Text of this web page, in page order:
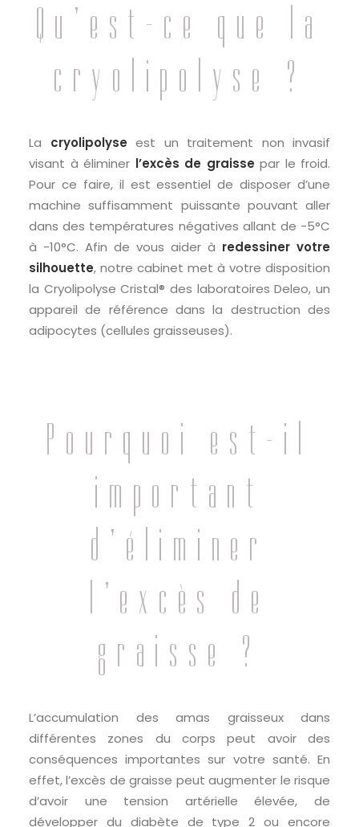
Qu’est-ce que la
cryolipolyse ?
La cryolipolyse est un traitement non invasif
visant à éliminer l’excès de graisse par le froid.
Pour ce faire, il est essentiel de disposer d’une
machine suffisamment puissante pouvant aller
dans des températures négatives allant de -5°C
à -10°C. Afin de vous aider à redessiner votre
silhouette, notre cabinet met à votre disposition
la Cryolipolyse Cristal® des laboratoires Deleo, un
appareil de référence dans la destruction des
adipocytes (cellules graisseuses).
Pourquoi est-il
important
d’éliminer
l’excès de
graisse ?
L’accumulation des amas graisseux dans
différentes zones du corps peut avoir des
conséquences importantes sur votre santé. En
effet, l’excès de graisse peut augmenter le risque
d’avoir une tension artérielle élevée, de
développer du diabète de type 2 ou encore